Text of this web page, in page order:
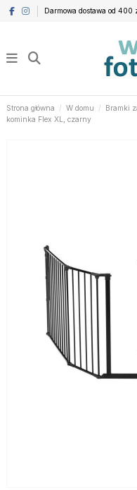
Darmowa dostawa od 400
Strona główna W domu Bramki
kominka Flex XL, czarny